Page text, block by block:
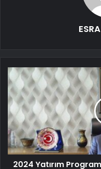
2024 Yatırım